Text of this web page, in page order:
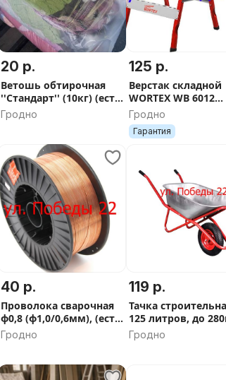
20 р.
Ветошь обтирочная
''Стандарт'' (10кг) (есть
хб)
Гродно
125 р.
Верстак складной
WORTEX WB 6012
БАМБУК, 0329004-у
упаковки
Гродно
Гарантия
40 р.
Проволока сварочная
ф0,8 (ф1,0/0,6мм), (есть
FLUX)
Гродно
119 р.
Тачка
125 литров, до
Гродно